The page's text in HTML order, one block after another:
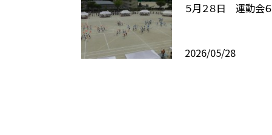
５月２８日 運動会６
2026/05/28